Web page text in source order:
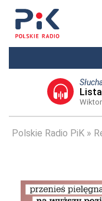
Polskie Radio PiK